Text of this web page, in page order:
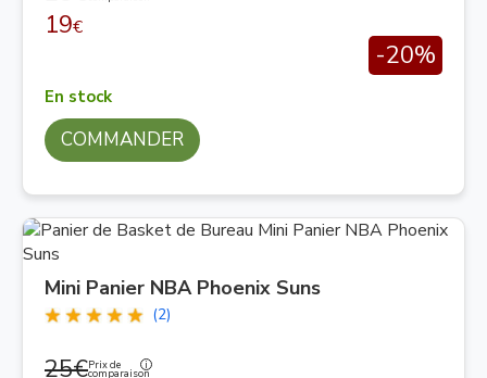
19€
-20%
En stock
COMMANDER
Mini Panier NBA Phoenix Suns
(2)
25€Prix de
comparaison